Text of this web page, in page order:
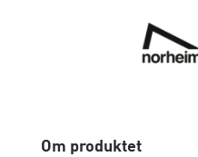
Om produktet